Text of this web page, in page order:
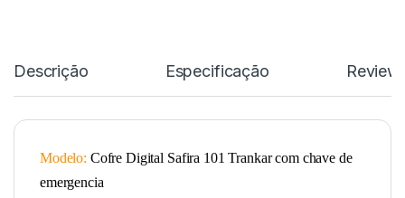
Descrição Especificação
Modelo: Cofre Digital Safira 101 Trankar com chave de
emergencia